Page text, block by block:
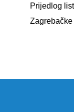
Prijedlog